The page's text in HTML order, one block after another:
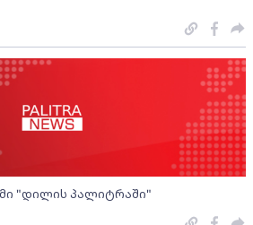
"დილის პალიტრაში"